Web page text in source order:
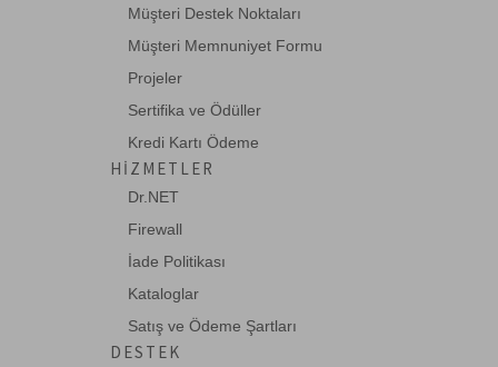
Müşteri Destek Noktaları
Müşteri Memnuniyet Formu
Projeler
Sertifika ve Ödüller
Kredi Kartı Ödeme
HIZMETLER
Dr.NET
Firewall
İade Politikası
Kataloglar
Satış ve Ödeme Şartları
DESTEK